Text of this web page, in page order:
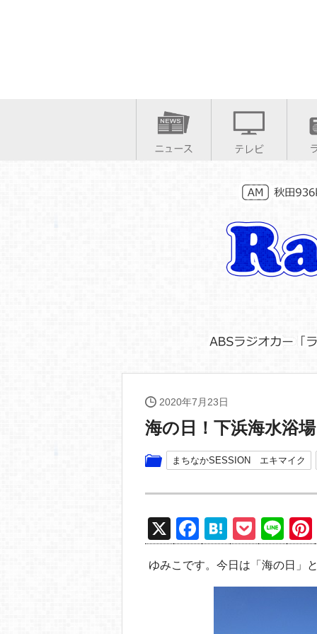
2020年7月23日
海の日！下浜海水浴場
まちなかSESSION エキマイク
X
F
a
c
H
at
e
P
o
ck
Li
n
e
ゆみこです。今日は「海の日」